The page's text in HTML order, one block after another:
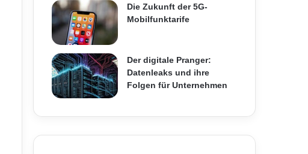
Die Zukunft der 5G-
Mobilfunktarife
Der digitale Pranger:
Datenleaks und ihre
Folgen für Unternehmen